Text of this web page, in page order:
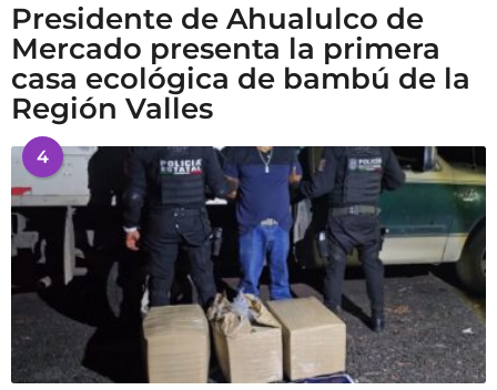
Presidente de Ahualulco de
Mercado presenta la primera
casa ecológica de bambú de la
Región Valles
4